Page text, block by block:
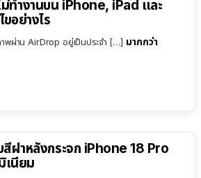
ทำงานบน iPhone, iPad และ
อย่างไร
พผ่าน AirDrop อยู่เป็นประจำ […] มากกว่า
ฝาหลังกระจก iPhone 18 Pro
เนียม